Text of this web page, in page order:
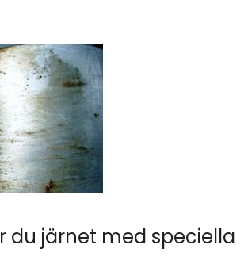
du järnet med speciella